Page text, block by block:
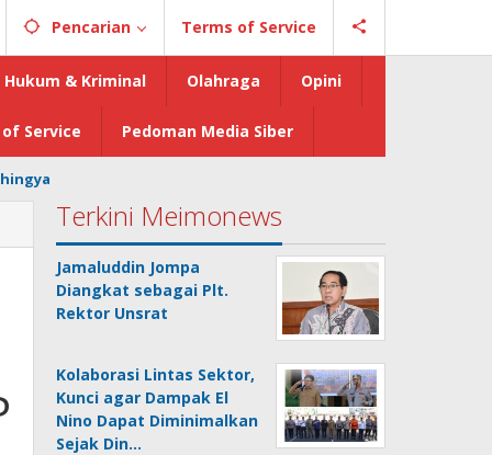
Pencarian Terms of Service
Hukum & Kriminal Olahraga Opini
Service Pedoman Media Siber
Terkini Meimonews
Jamaluddin Jompa
Diangkat sebagai Plt.
Rektor Unsrat
Kolaborasi Lintas Sektor,
Kunci agar Dampak El
Nino Dapat Diminimalkan
Sejak Din…